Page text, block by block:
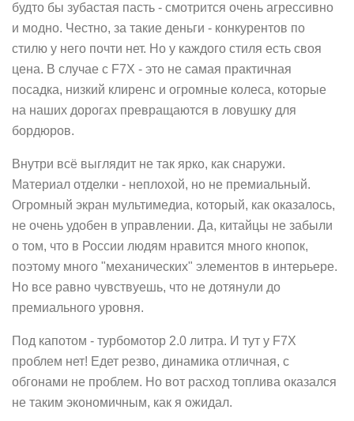
будто бы зубастая пасть - смотрится очень агрессивно
и модно. Честно, за такие деньги - конкурентов по
стилю у него почти нет. Но у каждого стиля есть своя
цена. В случае с F7X - это не самая практичная
посадка, низкий клиренс и огромные колеса, которые
на наших дорогах превращаются в ловушку для
бордюров.
Внутри всё выглядит не так ярко, как снаружи.
Материал отделки - неплохой, но не премиальный.
Огромный экран мультимедиа, который, как оказалось,
не очень удобен в управлении. Да, китайцы не забыли
о том, что в России людям нравится много кнопок,
поэтому много "механических" элементов в интерьере.
Но все равно чувствуешь, что не дотянули до
премиального уровня.
Под капотом - турбомотор 2.0 литра. И тут у F7X
проблем нет! Едет резво, динамика отличная, с
обгонами не проблем. Но вот расход топлива оказался
не таким экономичным, как я ожидал.